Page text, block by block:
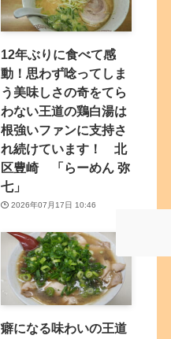
12年ぶりに食べて感
動！思わず唸ってしま
う美味しさの奇をてら
わない王道の鶏白湯は
根強いファンに支持さ
れ続けています！ 北
区豊崎 「らーめん 弥
七」
2026年07月17日 10:46
癖になる味わいの王道